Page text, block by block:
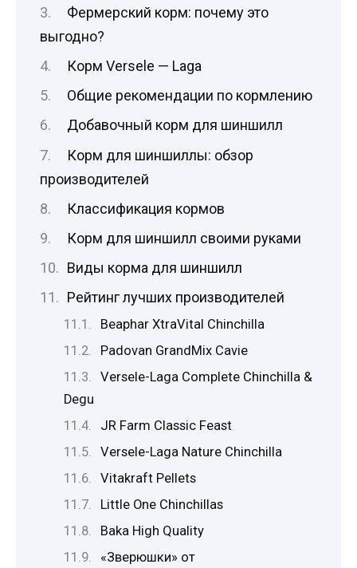
Фермерский корм: почему это
выгодно?
Корм Versele — Laga
Общие рекомендации по кормлению
Добавочный корм для шиншилл
Корм для шиншиллы: обзор
производителей
Классификация кормов
Корм для шиншилл своими руками
Виды корма для шиншилл
Рейтинг лучших производителей
Beaphar XtraVital Chinchilla
Padovan GrandMix Cavie
Versele-Laga Complete Chinchilla &
Degu
JR Farm Classic Feast
Versele-Laga Nature Chinchilla
Vitakraft Pellets
Little One Chinchillas
Baka High Quality
«Зверюшки» от